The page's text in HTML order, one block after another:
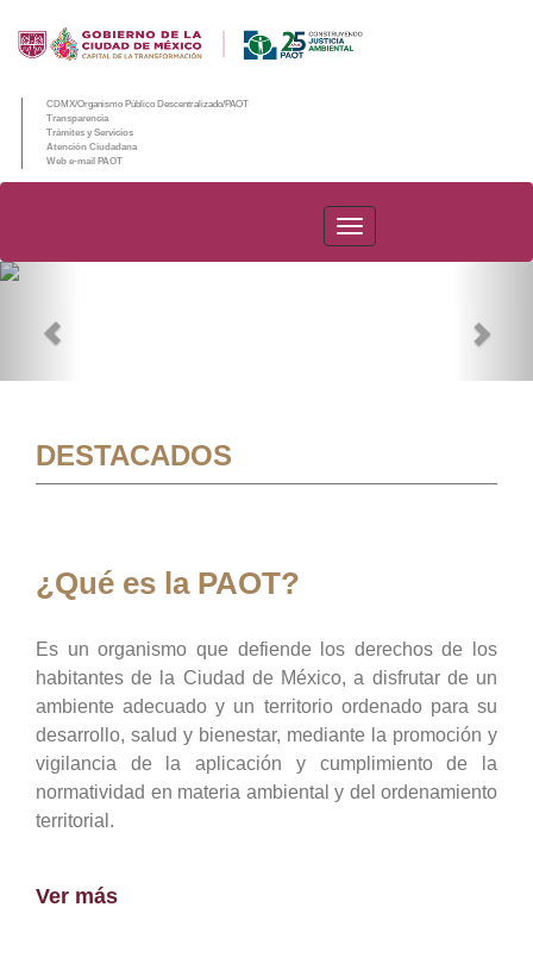
CDMX/Organismo Público Descentralizado/PAOT
Transparencia
Trámites y Servicios
Atención Ciudadana
Web e-mail PAOT
PAOT
DESTACADOS
¿Qué es la PAOT?
Es un organismo que defiende los derechos de los
habitantes de la Ciudad de México, a disfrutar de un
ambiente adecuado y un territorio ordenado para su
desarrollo, salud y bienestar, mediante la promoción y
vigilancia de la aplicación y cumplimiento de la
normatividad en materia ambiental y del ordenamiento
territorial.
Ver más